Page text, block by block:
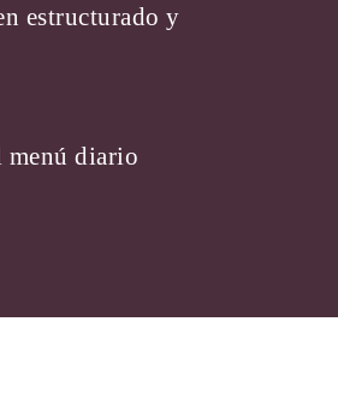
estructurado y
menú diario